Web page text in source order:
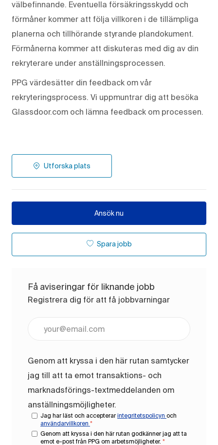
välbefinnande. Eventuella försäkringsskydd och
förmåner kommer att följa villkoren i de tillämpliga
planerna och tillhörande styrande plandokument.
Förmånerna kommer att diskuteras med dig av din
rekryterare under anställningsprocessen.
PPG värdesätter din feedback om vår
rekryteringsprocess. Vi uppmuntrar dig att besöka
Glassdoor.com och lämna feedback om processen.
Utforska plats
Ansök nu
Spara jobb
Få aviseringar för liknande jobb
Registrera dig för att få jobbvarningar
Genom att kryssa i den här rutan samtycker
jag till att ta emot transaktions- och
marknadsförings-textmeddelanden om
anställningsmöjligheter.
Jag har läst och accepterarintegritetspolicyn och
användarvillkoren *
Genom att kryssa i den här rutan godkänner jag att ta
emot e-post från PPG om arbetsmöjligheter. *